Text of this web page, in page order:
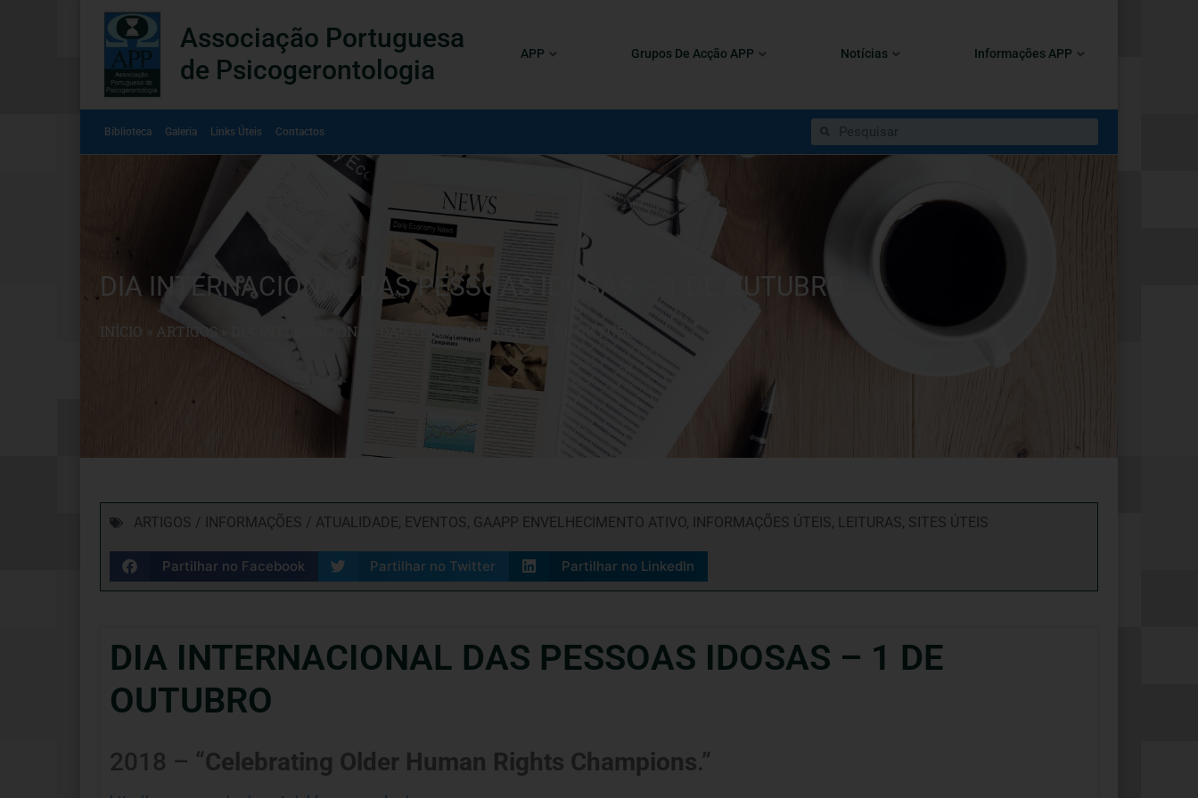
Associação Portuguesa
de Psicogerontologia
APP Grupos De Acção APP Notícias Informações APP
Biblioteca Galeria Links Úteis Contactos
DIA INTERNACIONAL DAS PESSOAS IDOSAS – 1 DE OUTUBRO
INÍCIO » ARTIGOS DIA INTERNACIONAL DAS PESSOAS IDOSAS – 1 DE OUTUBRO
ARTIGOS / INFORMAÇÕES / ATUALIDADE, EVENTOS, GAAPP ENVELHECIMENTO ATIVO, INFORMAÇÕES ÚTEIS, LEITURAS, SITES ÚTEIS
Partilhar no Facebook Partilhar no Twitter Partilhar no LinkedIn
DIA INTERNACIONAL DAS PESSOAS IDOSAS – 1 DE
OUTUBRO
2018 – “Celebrating Older Human Rights Champions.”